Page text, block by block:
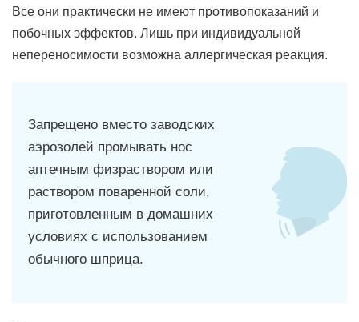
Все они практически не имеют противопоказаний и
побочных эффектов. Лишь при индивидуальной
непереносимости возможна аллергическая реакция.
Запрещено вместо заводских
аэрозолей промывать нос
аптечным физраствором или
раствором поваренной соли,
приготовленным в домашних
условиях с использованием
обычного шприца.